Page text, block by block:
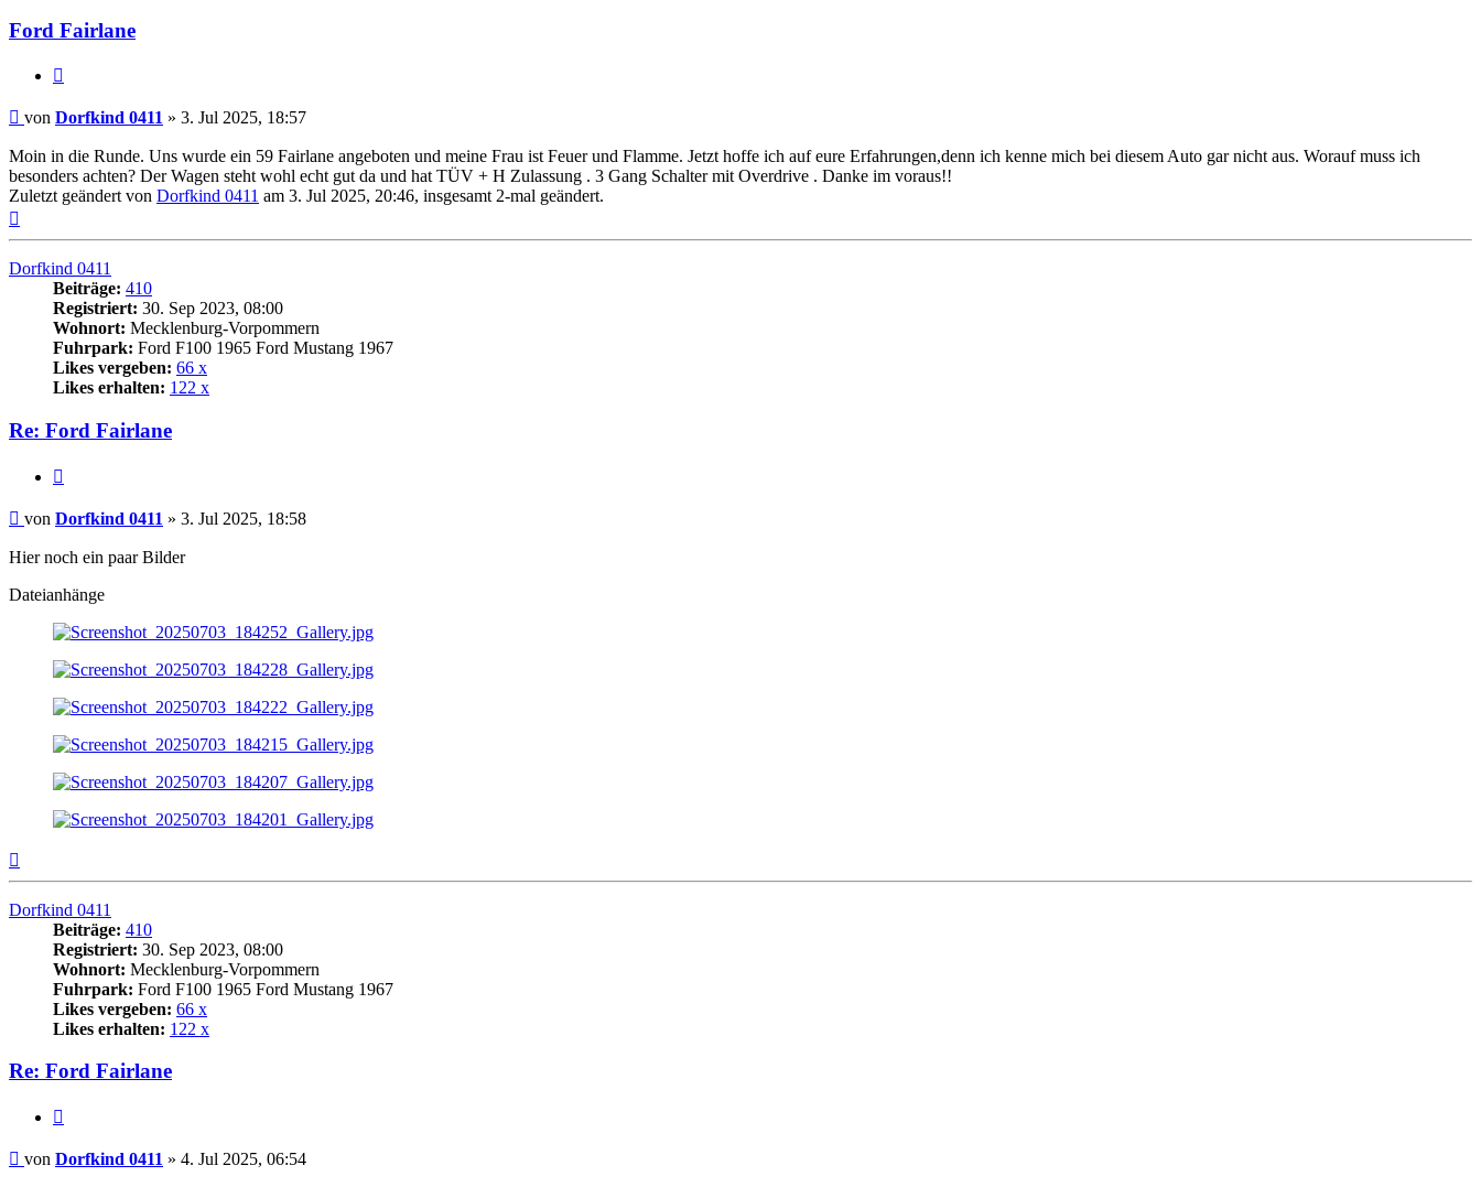
Ford Fairlane
Beitrag
von Dorfkind 0411 » 3. Jul 2025, 18:57
Moin in die Runde. Uns wurde ein 59 Fairlane angeboten und meine Frau ist Feuer und Flamme. Jetzt hoffe ich auf eure Erfahrungen,denn ich kenne mich bei diesem Auto gar nicht aus. Worauf muss ich
besonders achten? Der Wagen steht wohl echt gut da und hat TÜV + H Zulassung . 3 Gang Schalter mit Overdrive . Danke im voraus!!
Zuletzt geändert von Dorfkind 0411 am 3. Jul 2025, 20:46, insgesamt 2-mal geändert.
Dorfkind 0411
Beiträge: 410
Registriert: 30. Sep 2023, 08:00
Wohnort: Mecklenburg-Vorpommern
Fuhrpark: Ford F100 1965 Ford Mustang 1967
Likes vergeben: 66 x
Likes erhalten: 122 x
Re: Ford Fairlane
Beitrag
von Dorfkind 0411 » 3. Jul 2025, 18:58
Hier noch ein paar Bilder
Dateianhänge
Dorfkind 0411
Beiträge: 410
Registriert: 30. Sep 2023, 08:00
Wohnort: Mecklenburg-Vorpommern
Fuhrpark: Ford F100 1965 Ford Mustang 1967
Likes vergeben: 66 x
Likes erhalten: 122 x
Re: Ford Fairlane
Beitrag
von Dorfkind 0411 » 4. Jul 2025, 06:54